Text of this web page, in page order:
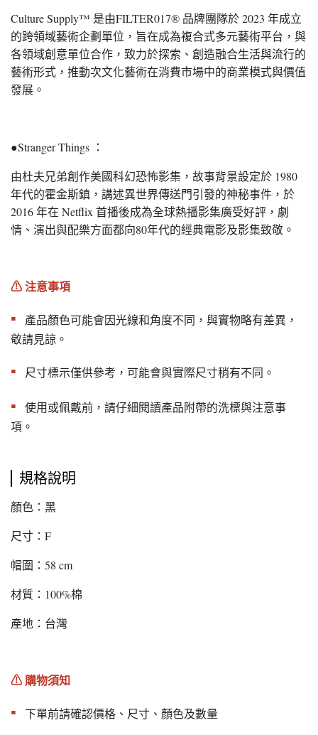
Culture Supply™ 是由FILTER017® 品牌團隊於 2023 年成立
的跨領域藝術企劃單位，旨在成為複合式多元藝術平台，與
各領域創意單位合作，致力於探索、創造融合生活與流行的
藝術形式，推動次文化藝術在消費市場中的商業模式與價值
發展。
●Stranger Things ：
由杜夫兄弟創作美國科幻恐怖影集，故事背景設定於 1980
年代的霍金斯鎮，講述異世界傳送門引發的神秘事件，於
2016 年在 Netflix 首播後成為全球熱播影集廣受好評，劇
情、演出與配樂方面都向80年代的經典電影及影集致敬。
⚠︎ 注意事項
▪︎
產品顏色可能會因光線和角度不同，與實物略有差異，
敬請見諒。
▪︎ 尺寸標示僅供參考，可能會與實際尺寸稍有不同。
▪︎ 使用或佩戴前，請仔細閱讀產品附帶的洗標與注意事
項。
規格說明
顏色：黑
尺寸：F
帽圍：58 cm
材質：100%棉
產地：台灣
⚠︎ 購物須知
▪︎ 下單前請確認價格、尺寸、顏色及數量